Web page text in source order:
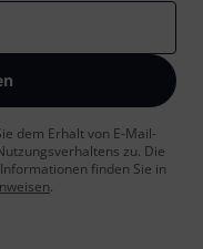
dem Erhalt von E-Mail-
zu. Die
finden Sie in
.